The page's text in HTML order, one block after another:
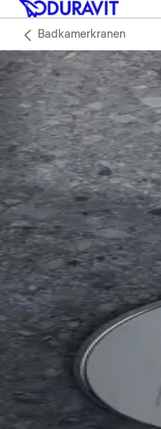
Badkamerkranen